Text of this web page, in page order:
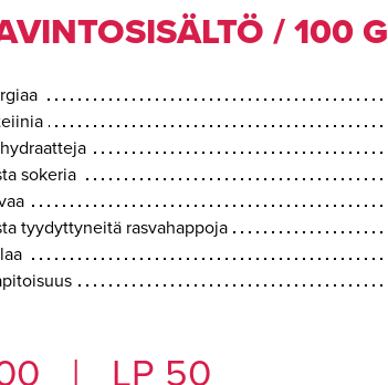
/ 100 G
sokeria
tyydyttyneitä rasvahappoja
| LP 50